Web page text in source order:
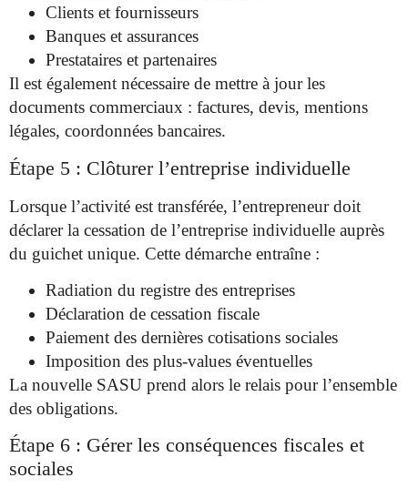
Clients et fournisseurs
Banques et assurances
Prestataires et partenaires
Il est également nécessaire de mettre à jour les
documents commerciaux : factures, devis, mentions
légales, coordonnées bancaires.
Étape 5 : Clôturer l’entreprise individuelle
Lorsque l’activité est transférée, l’entrepreneur doit
déclarer la cessation de l’entreprise individuelle auprès
du guichet unique. Cette démarche entraîne :
Radiation du registre des entreprises
Déclaration de cessation fiscale
Paiement des dernières cotisations sociales
Imposition des plus-values éventuelles
La nouvelle SASU prend alors le relais pour l’ensemble
des obligations.
Étape 6 : Gérer les conséquences fiscales et
sociales